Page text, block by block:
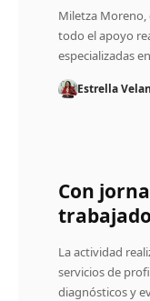
Miletza Moreno,
todo el apoyo
especializadas
Estrella
Con
La actividad
servicios de
diagnósticos y